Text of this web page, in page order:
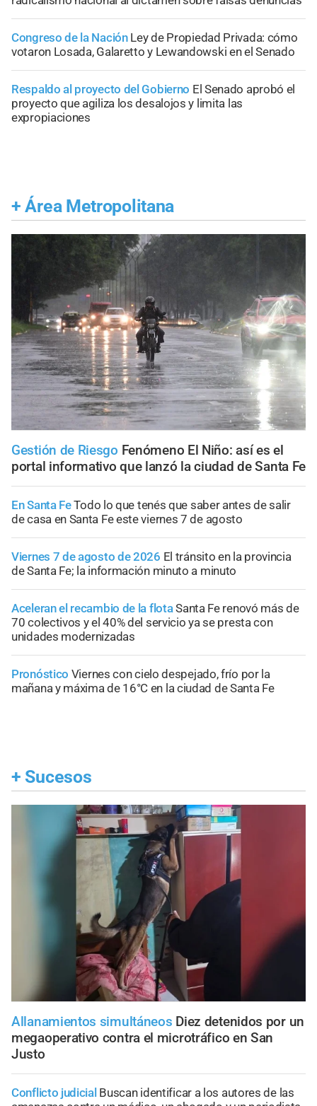
Congreso de la Nación Ley de Propiedad Privada: cómo
votaron Losada, Galaretto y Lewandowski en el Senado
Respaldo al proyecto del Gobierno El Senado aprobó el
proyecto que agiliza los desalojos y limita las
expropiaciones
+ Área Metropolitana
Gestión de Riesgo Fenómeno El Niño: así es el
portal informativo que lanzó la ciudad de Santa Fe
En Santa FeTodo lo que tenés que saber antes de salir
de casa en Santa Fe este viernes 7 de agosto
Viernes 7 de agosto de 2026 El tránsito en la provincia
de Santa Fe; la información minuto a minuto
Aceleran el recambio de la flotaSanta Fe renovó más de
70 colectivos y el 40% del servicio ya se presta con
unidades modernizadas
Pronóstico Viernes con cielo despejado, frío por la
mañana y máxima de 16°C en la ciudad de Santa Fe
+ Sucesos
Allanamientos simultáneos Diez detenidos por un
megaoperativo contra el microtráfico en San
Justo
Conflicto judicial Buscan identificar a los autores de las